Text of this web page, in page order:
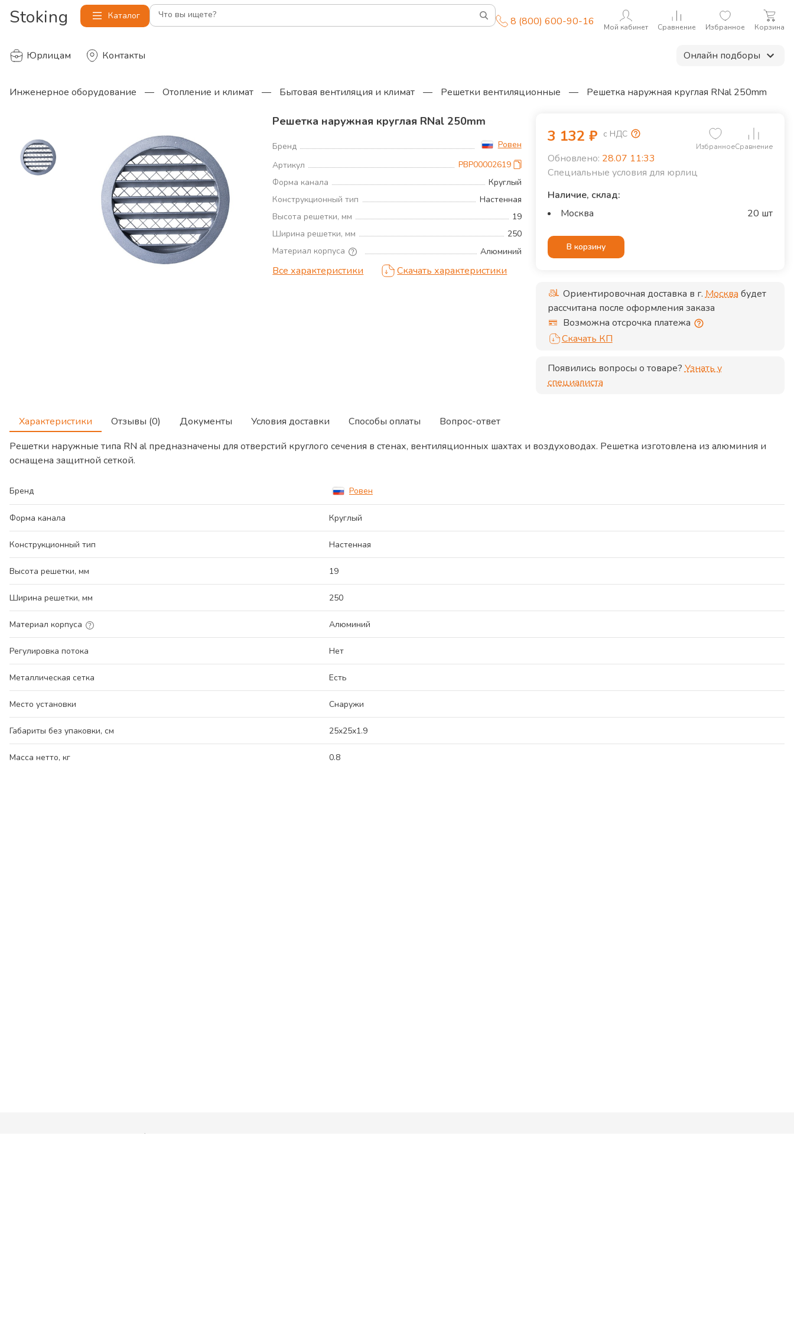
Stoking Каталог Что вы ищете? 8 (800) 600-90-16 Мой кабинет Сравнение Избранное Корзина
Юрлицам Контакты Онлайн подборы
Инженерное оборудование — Отопление и климат — Бытовая вентиляция и климат — Решетки вентиляционные — Решетка наружная круглая RNal 250mm
Решетка наружная круглая RNal 250mm
Бренд
Ровен
Артикул
РВР00002619
Форма канала
Круглый
Конструкционный тип
Настенная
Высота решетки, мм
19
Ширина решетки, мм
250
Материал корпуса
Алюминий
Все характеристики Скачать характеристики
3 132 ₽ с НДС
ИзбранноеСравнение
Обновлено: 28.07 11:33
Специальные условия для юрлиц
Наличие, склад:
Москва
20 шт
В корзину
Ориентировочная доставка в г.Москва будет
рассчитана после оформления заказа
Возможна отсрочка платежа
Скачать КП
Появились вопросы о товаре? Узнать у
специалиста
Характеристики Отзывы (0) Документы Условия доставки Способы оплаты
Вопрос-ответ
Решетки наружные типа RN al предназначены для отверстий круглого сечения в стенах, вентиляционных шахтах и воздуховодах. Решетка изготовлена из алюминия и
оснащена защитной сеткой.
Бренд Ровен
Форма канала Круглый
Конструкционный тип Настенная
Высота решетки, мм 19
Ширина решетки, мм 250
Материал корпуса Алюминий
Регулировка потока Нет
Металлическая сетка Есть
Место установки Снаружи
Габариты без упаковки, см 25x25x1.9
Масса нетто, кг 0.8
Компания